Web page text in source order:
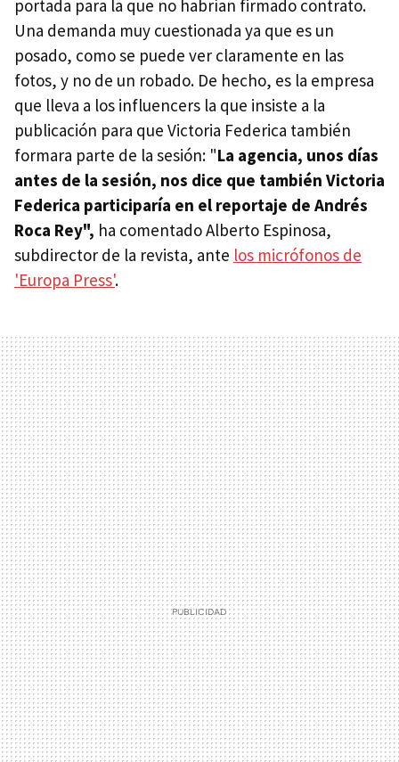
portada para la que no habrían firmado contrato.
Una demanda muy cuestionada ya que es un
posado, como se puede ver claramente en las
fotos, y no de un robado. De hecho, es la empresa
que lleva a los influencers la que insiste a la
publicación para que Victoria Federica también
formara parte de la sesión: "La agencia, unos días
antes de la sesión, nos dice que también Victoria
Federica participaría en el reportaje de Andrés
Roca Rey", ha comentado Alberto Espinosa,
subdirector de la revista, ante los micrófonos de
'Europa Press'.